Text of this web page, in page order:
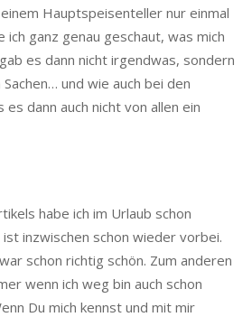
Hauptspeisenteller nur einmal
ich ganz genau geschaut, was mich
es dann nicht irgendwas, sondern
und wie auch bei den
dann auch nicht von allen ein
habe ich im Urlaub schon
inzwischen schon wieder vorbei.
schon richtig schön. Zum anderen
wenn ich weg bin auch schon
Du mich kennst und mit mir